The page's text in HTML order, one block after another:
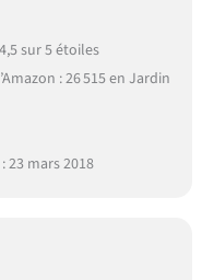
sur 5 étoiles
: 26 515 en Jardin
23 mars 2018